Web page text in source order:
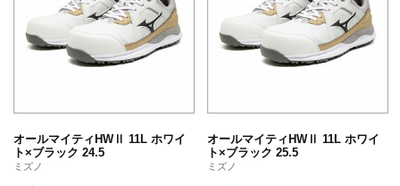
オールマイティHWⅡ 11L ホワイ
ト×ブラック 24.5
ミズノ
オールマイティHWⅡ 11L ホワイ
ト×ブラック 25.5
ミズノ